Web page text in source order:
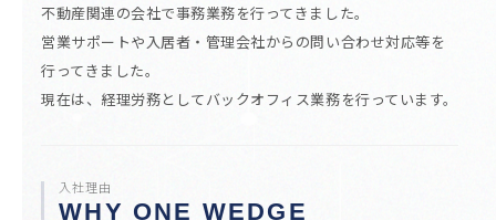
不動産関連の会社で事務業務を行ってきました。
営業サポートや入居者・管理会社からの問い合わせ対応等を
行ってきました。
現在は、経理労務としてバックオフィス業務を行っています。
入社理由
WHY ONE WEDGE